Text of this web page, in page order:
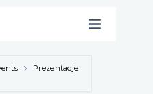
Prezentacje